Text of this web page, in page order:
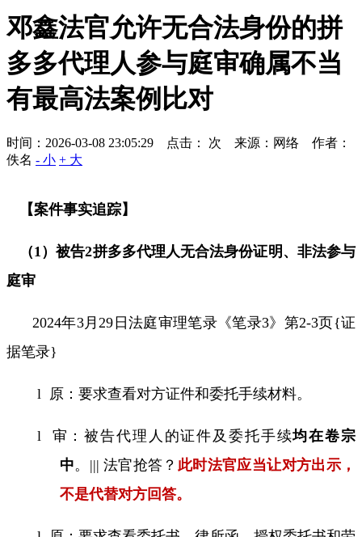
邓鑫法官允许无合法身份的拼
多多代理人参与庭审确属不当
有最高法案例比对
时间：2026-03-08 23:05:29 点击： 次 来源：网络 作者：
佚名 - 小 + 大
【案件事实追踪】
（1 ）被告2拼多多代理人无合法身份证明、非法参与
庭审
2024年3月 29 日法庭审理笔录《笔录3》第2-3页{证
据笔录}
l 原：要求查看对方证件和委托手续材料。
l 审 ：被告代理人的证件及委托手续均在卷宗
中。 ||| 法官抢答？ 此时法官应当让对方出示，
不是代替对方回答。